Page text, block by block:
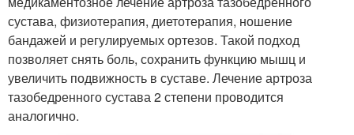
сустава, физиотерапия, диетотерапия, ношение
бандажей и регулируемых ортезов. Такой подход
позволяет снять боль, сохранить функцию мышц и
увеличить подвижность в суставе. Лечение артроза
тазобедренного сустава 2 степени проводится
аналогично.